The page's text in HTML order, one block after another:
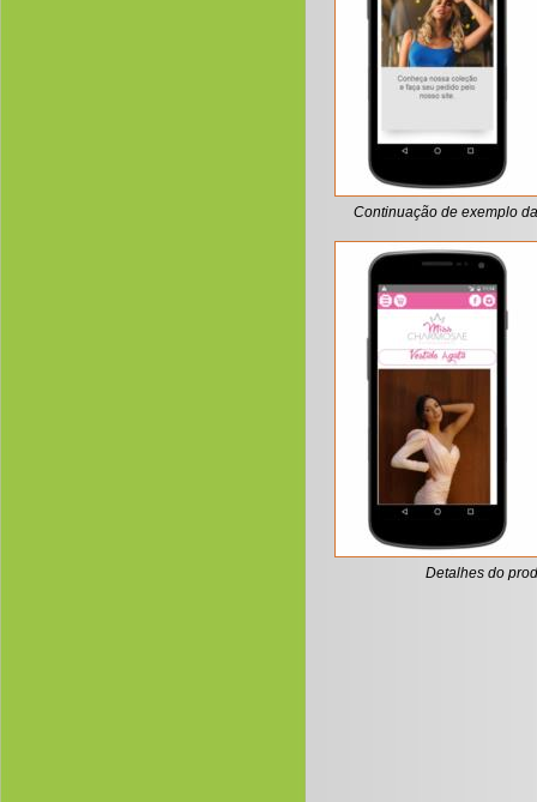
Continuação de exemplo
Detalhes do